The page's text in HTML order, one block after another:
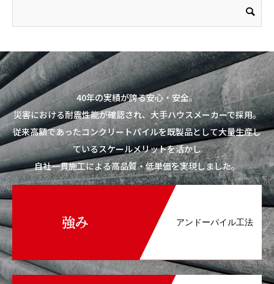
40年の実績が誇る安心・安全。
災害における耐震性能が確認され、大手ハウスメーカーで採用。
従来高額であったコンクリートパイルを既製品として大量生産し
ているスケールメリットを活かし
自社一貫施工による高品質・低単価を実現しました。
アンドーパイル工法